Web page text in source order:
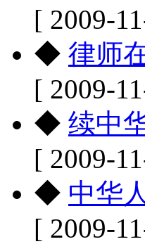
[ 2009-
◆ 律师
[ 2009-
◆ 续中
[ 2009-
◆ 中华
[ 2009-